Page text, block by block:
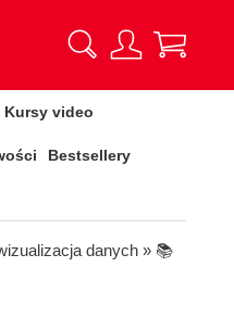
Kursy video
Bestsellery
danych » 📚